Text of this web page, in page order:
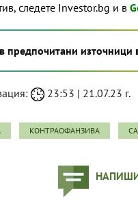
следете Investor.bg и в
предпочитани източници
23:53 | 21.07.23 г.
КОНТРАОФАНЗИВА